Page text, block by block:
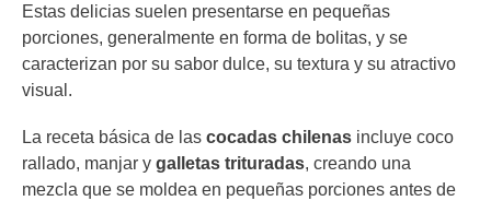
Estas delicias suelen presentarse en pequeñas
porciones, generalmente en forma de bolitas, y se
caracterizan por su sabor dulce, su textura y su atractivo
visual.
La receta básica de las cocadas chilenas incluye coco
rallado, manjar y galletas trituradas, creando una
mezcla que se moldea en pequeñas porciones antes de